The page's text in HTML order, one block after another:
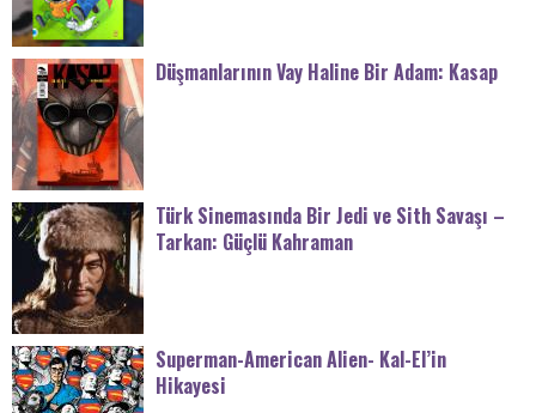
Düşmanlarının Vay Haline Bir Adam: Kasap
Türk Sinemasında Bir Jedi ve Sith Savaşı –
Tarkan: Güçlü Kahraman
Superman-American Alien- Kal-El’in
Hikayesi